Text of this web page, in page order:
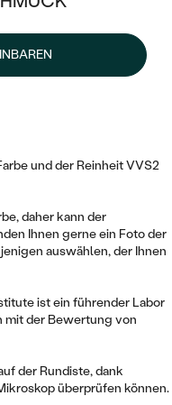
und der Reinheit VVS2
daher kann der
Ihnen gerne ein Foto der
auswählen, der Ihnen
ist ein führender Labor
mit der Bewertung von
der Rundiste, dank
überprüfen können.